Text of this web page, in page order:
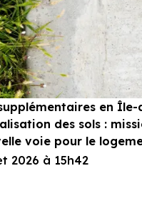
en Île-
des sols :
voie pour le
2026 à 15h42